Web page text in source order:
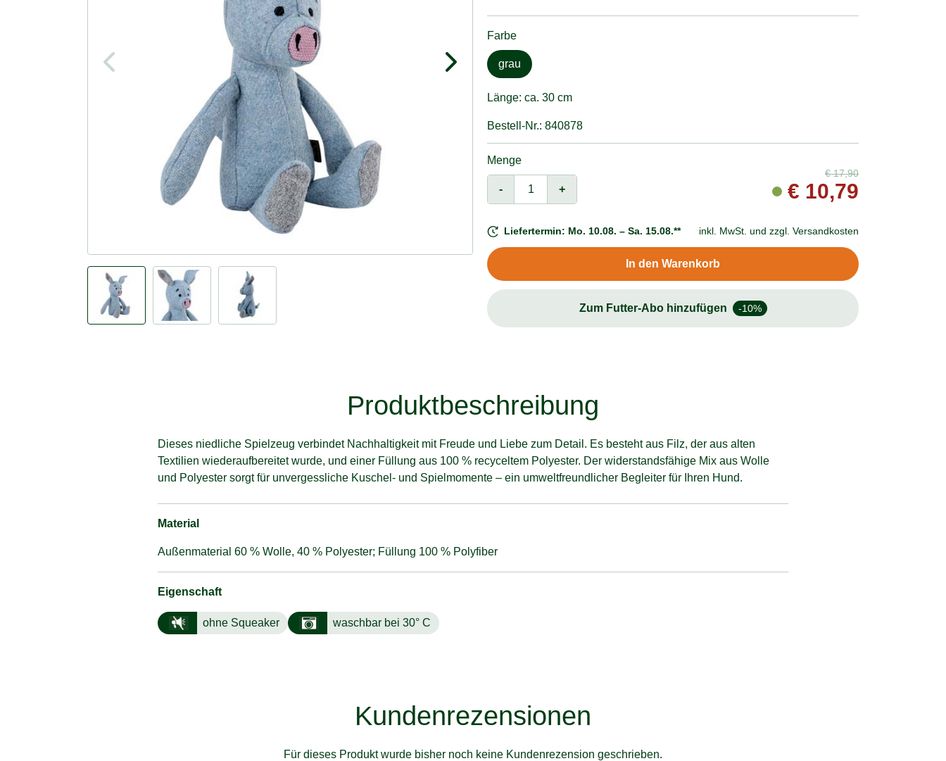
Farbe
grau
Länge: ca. 30 cm
Bestell-Nr.: 840878
Menge
- +
€17,90
€ 10,79
inkl. MwSt. und zzgl. Versandkosten
Liefertermin: Mo. 10.08. – Sa. 15.08.**
In den Warenkorb
Zum Futter-Abo hinzufügen -10%
Produktbeschreibung
Dieses niedliche Spielzeug verbindet Nachhaltigkeit mit Freude und Liebe zum Detail. Es besteht aus Filz, der aus alten
Textilien wiederaufbereitet wurde, und einer Füllung aus 100 % recyceltem Polyester. Der widerstandsfähige Mix aus Wolle
und Polyester sorgt für unvergessliche Kuschel- und Spielmomente – ein umweltfreundlicher Begleiter für Ihren Hund.
Material
Außenmaterial 60 % Wolle, 40 % Polyester; Füllung 100 % Polyfiber
Eigenschaft
ohne Squeaker waschbar bei 30° C
Kundenrezensionen
Für dieses Produkt wurde bisher noch keine Kundenrezension geschrieben.